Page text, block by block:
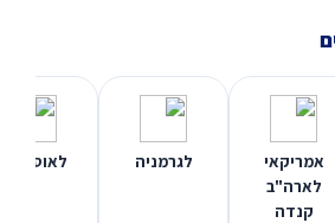
אמריקאי
לארה"ב
קנדה
לגרמניה לאוסטריה